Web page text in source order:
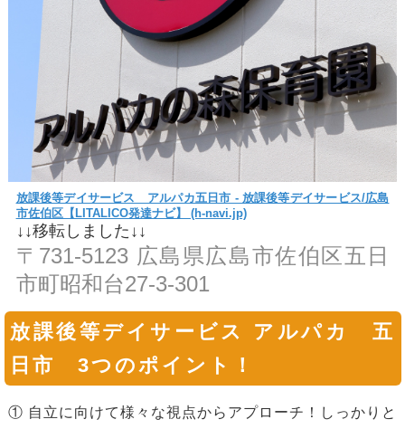
放課後等デイサービス アルパカ五日市 - 放課後等デイサービス/広島
市佐伯区【LITALICO発達ナビ】 (h-navi.jp)
↓↓移転しました↓↓
〒731-5123 広島県広島市佐伯区五日
市町昭和台27-3-301
放課後等デイサービス アルパカ 五
日市 3つのポイント！
① 自立に向けて様々な視点からアプローチ！しっかりと